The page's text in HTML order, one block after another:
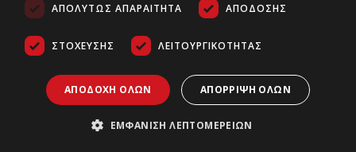
ΑΠΟΛΎΤΩΣ ΑΠΑΡΑΊΤΗΤΑ ΑΠΌΔΟΣΗΣ
ΣΤΌΧΕΥΣΗΣ ΛΕΙΤΟΥΡΓΙΚΌΤΗΤΑΣ
ΑΠΟΔΟΧΉ ΌΛΩΝ ΑΠΌΡΡΙΨΗ ΌΛΩΝ
ΕΜΦΆΝΙΣΗ ΛΕΠΤΟΜΕΡΕΙΏΝ